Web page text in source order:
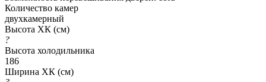
Количество камер
двухкамерный
Высота ХК (см)
?
Высота холодильника
186
Ширина ХК (см)